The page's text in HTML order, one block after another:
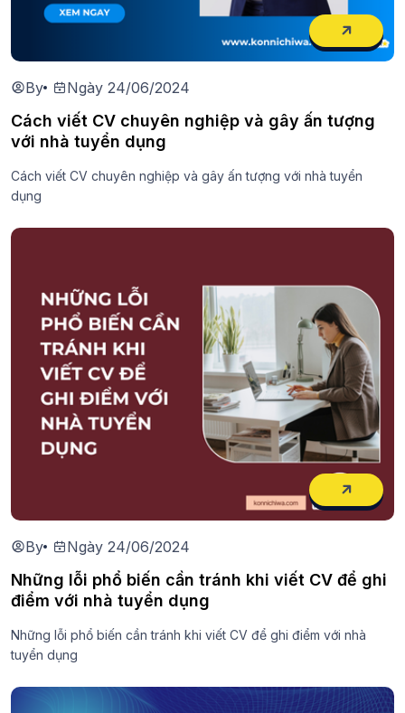
By Ngày 24/06/2024
Cách viết CV chuyên nghiệp và gây ấn tượng
với nhà tuyển dụng
Cách viết CV chuyên nghiệp và gây ấn tượng với nhà tuyển
dụng
By Ngày 24/06/2024
Những lỗi phổ biến cần tránh khi viết CV để ghi
điểm với nhà tuyển dụng
Những lỗi phổ biến cần tránh khi viết CV để ghi điểm với nhà
tuyển dụng